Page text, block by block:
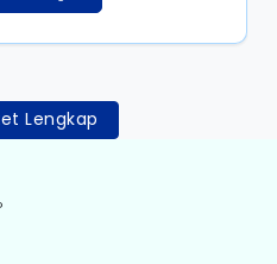
Lengkap